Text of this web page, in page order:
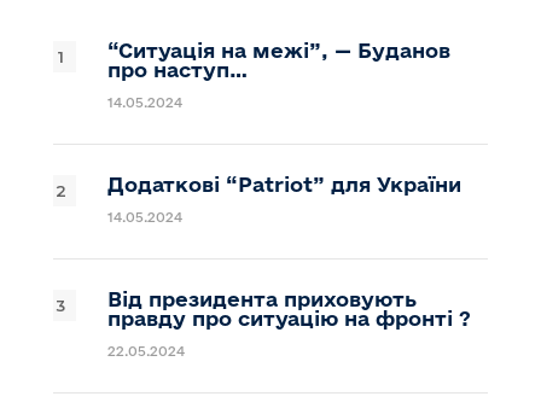
“Ситуація на межі”, — Буданов
про наступ…
14.05.2024
Додаткові “Patriot” для України
14.05.2024
Від президента приховують
правду про ситуацію на фронті ?
22.05.2024